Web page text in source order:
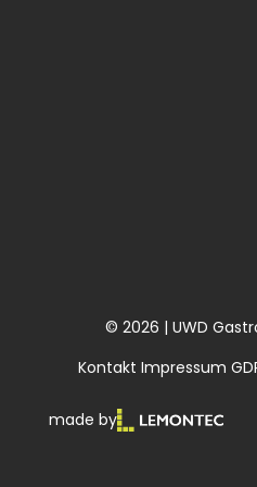
© 2026 | UWD
Kontakt Impressum
made by